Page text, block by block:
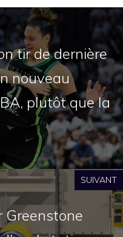
tir de dernière
nouveau
plutôt que la
SUIVANT
Greenstone